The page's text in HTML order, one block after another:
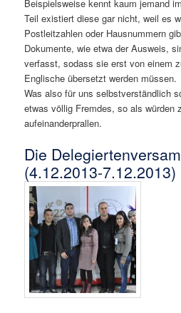
Beispielsweise kennt kaum jemand
Teil existiert diese gar nicht, weil es
Postleitzahlen oder Hausnummern
Dokumente, wie etwa der Ausweis,
verfasst, sodass sie erst von einem
Englische übersetzt werden müssen.
Was also für uns selbstverständlich
etwas völlig Fremdes, so als würden
aufeinanderprallen.
Die
(4.12.2013-7.12.2013)